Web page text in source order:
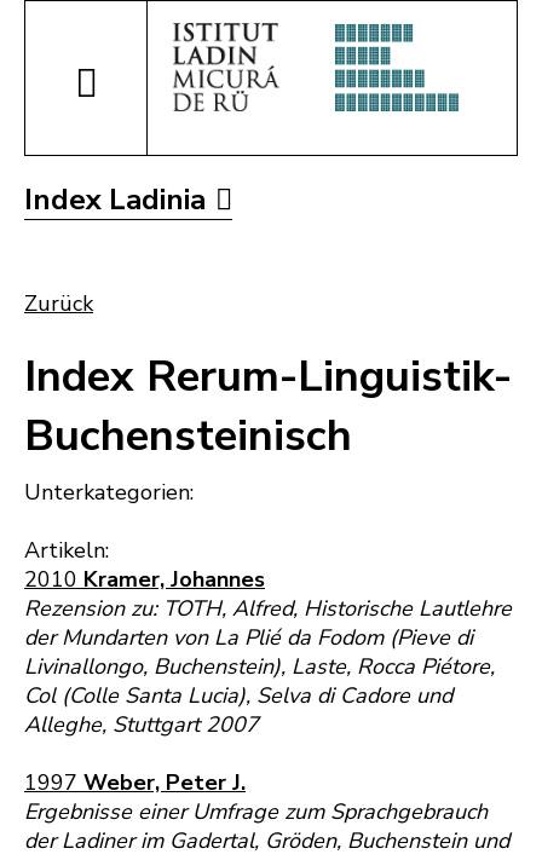
Index Ladinia
Zurück
Index Rerum-Linguistik-
Buchensteinisch
Unterkategorien:
Artikeln:
2010 Kramer, Johannes
Rezension zu: TOTH, Alfred, Historische Lautlehre
der Mundarten von La Plié da Fodom (Pieve di
Livinallongo, Buchenstein), Laste, Rocca Piétore,
Col (Colle Santa Lucia), Selva di Cadore und
Alleghe, Stuttgart 2007
1997 Weber, Peter J.
Ergebnisse einer Umfrage zum Sprachgebrauch
der Ladiner im Gadertal, Gröden, Buchenstein und